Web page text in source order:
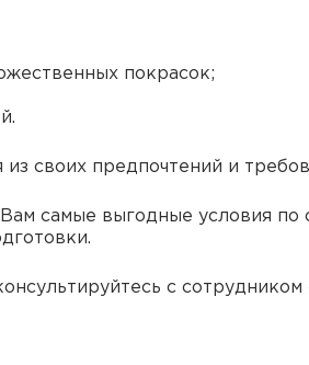
покрасок;
своих предпочтений и
самые выгодные условия
с